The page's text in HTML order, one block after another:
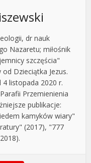
dr nauk
Nazaretu; miłośnik
szczęścia"
Dzieciątka Jezus.
4 listopada 2020 r.
Przemienienia
publikacje:
kamyków wiary"
(2017), "777